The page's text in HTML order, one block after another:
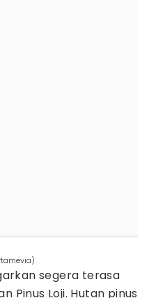
segera terasa
Pinus Loji. Hutan pinus